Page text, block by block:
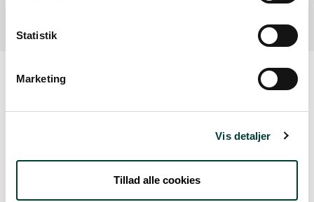
Statistik
Marketing
Vis detaljer
Tillad alle cookies
Sådan kommer du dertil
Med offentlig transport